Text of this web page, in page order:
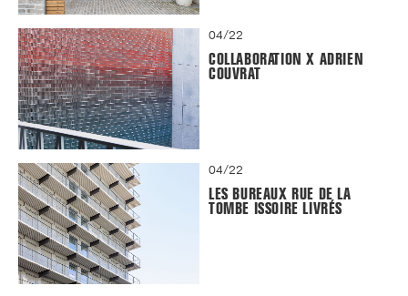
04/22
COLLABORATION X ADRIEN
COUVRAT
04/22
LES BUREAUX RUE DE LA
TOMBE ISSOIRE LIVRÉS